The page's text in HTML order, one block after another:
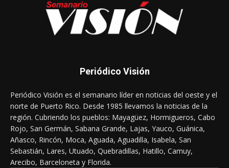
Periódico Visión
Periódico Visión es el semanario líder en noticias del oeste y el
norte de Puerto Rico. Desde 1985 llevamos la noticias de la
región. Cubriendo los pueblos: Mayagüez, Hormigueros, Cabo
Rojo, San Germán, Sabana Grande, Lajas, Yauco, Guánica,
Añasco, Rincón, Moca, Aguada, Aguadilla, Isabela, San
Sebastián, Lares, Utuado, Quebradillas, Hatillo, Camuy,
Arecibo, Barceloneta y Florida.